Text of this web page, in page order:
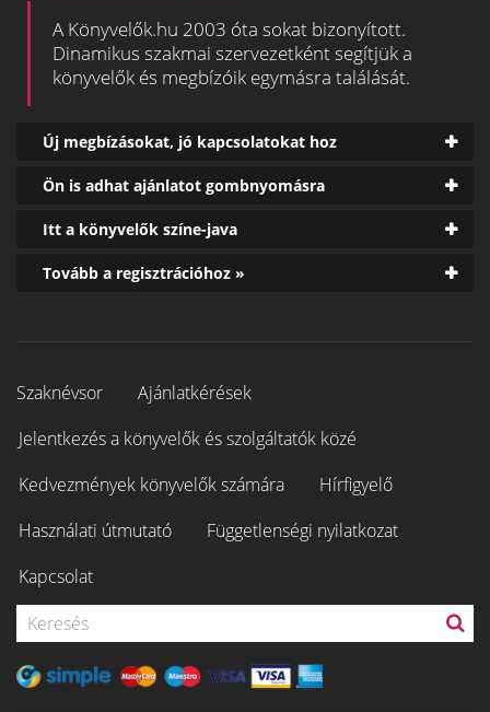
A Könyvelők.hu 2003 óta sokat bizonyított.
Dinamikus szakmai szervezetként segítjük a
könyvelők és megbízóik egymásra találását.
Új megbízásokat, jó kapcsolatokat hoz
Ön is adhat ajánlatot gombnyomásra
Itt a könyvelők színe-java
Tovább a regisztrációhoz »
Szaknévsor
Ajánlatkérések
Jelentkezés a könyvelők és szolgáltatók közé
Kedvezmények könyvelők számára
Hírfigyelő
Használati útmutató
Függetlenségi nyilatkozat
Kapcsolat